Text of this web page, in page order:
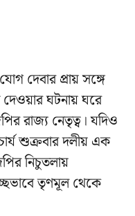
দেবার প্রায় সঙ্গে
ঘটনায় ঘরে
রাজ্য নেতৃত্ব। যদিও
শুক্রবার দলীয় এক
নিচুতলায়
তৃণমূল থেকে